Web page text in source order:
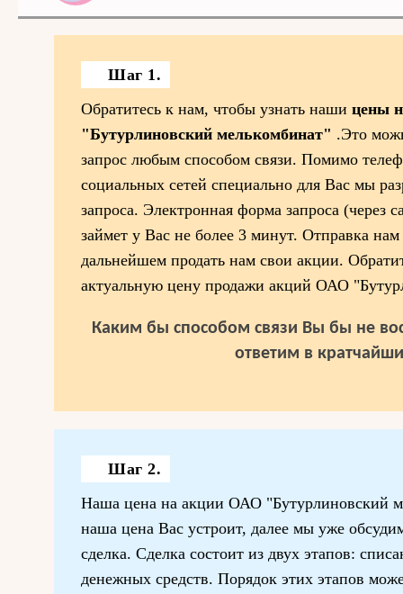
Шаг 1.
Обратитесь к нам, чтобы узнать наши цены
"Бутурлиновский мелькомбинат" .Это
запрос любым способом связи. Помимо
социальных сетей специально для Вас мы
запроса. Электронная форма запроса (через
займет у Вас не более 3 минут. Отправка
дальнейшем продать нам свои акции.
актуальную цену продажи акций ОАО
Каким бы способом связи Вы бы не
ответим в
Шаг 2.
Наша цена на акции ОАО "Бутурлиновский
наша цена Вас устроит, далее мы уже
сделка. Сделка состоит из двух этапов:
денежных средств. Порядок этих этапов